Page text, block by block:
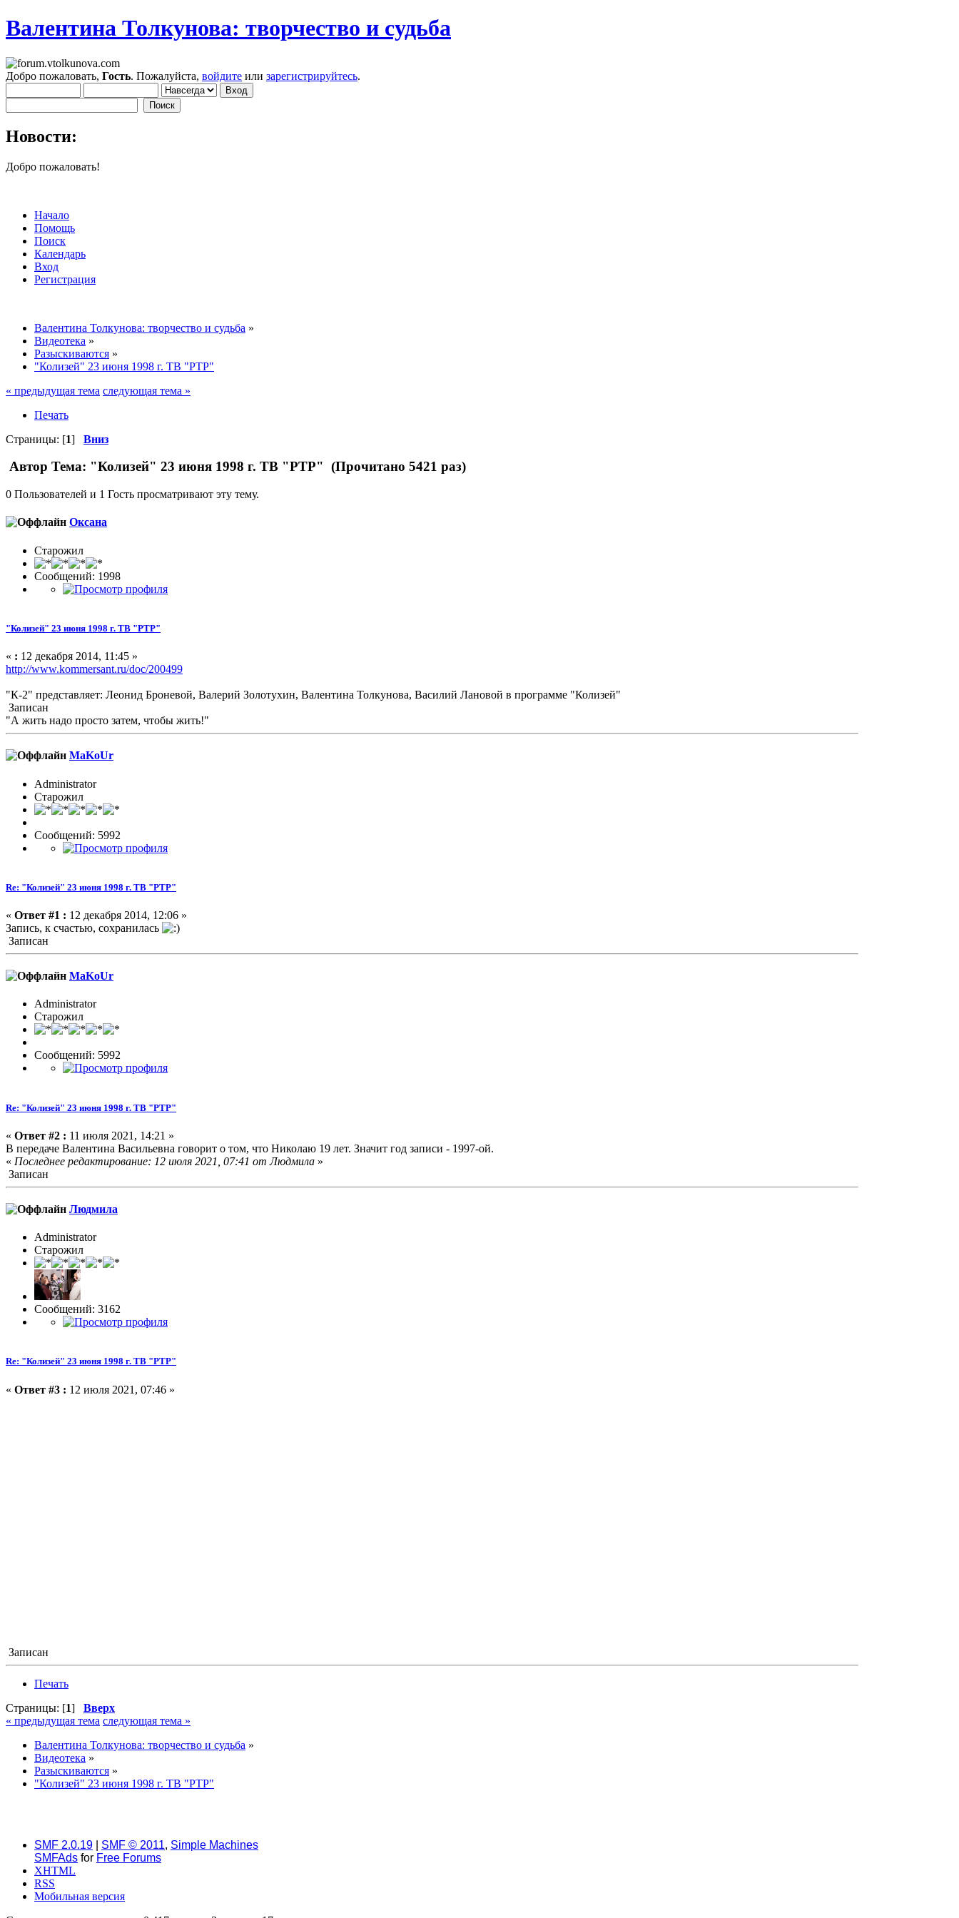
Валентина Толкунова: творчество и судьба
Добро пожаловать, Гость. Пожалуйста, войдите или зарегистрируйтесь.
Новости:
Добро пожаловать!
Начало
Помощь
Поиск
Календарь
Вход
Регистрация
Валентина Толкунова: творчество и судьба »
Видеотека »
Разыскиваются »
"Колизей" 23 июня 1998 г. ТВ "РТР"
« предыдущая тема следующая тема »
Печать
Страницы: [1] Вниз
Автор Тема: "Колизей" 23 июня 1998 г. ТВ "РТР" (Прочитано 5421 раз)
0 Пользователей и 1 Гость просматривают эту тему.
Оксана
Старожил
Сообщений: 1998
"Колизей" 23 июня 1998 г. ТВ "РТР"
« : 12 декабря 2014, 11:45 »
http://www.kommersant.ru/doc/200499
"К-2" представляет: Леонид Броневой, Валерий Золотухин, Валентина Толкунова, Василий Лановой в программе "Колизей"
Записан
"А жить надо просто затем, чтобы жить!"
MaKoUr
Administrator
Старожил
Сообщений: 5992
Re: "Колизей" 23 июня 1998 г. ТВ "РТР"
« Ответ #1 : 12 декабря 2014, 12:06 »
Запись, к счастью, сохранилась
Записан
MaKoUr
Administrator
Старожил
Сообщений: 5992
Re: "Колизей" 23 июня 1998 г. ТВ "РТР"
« Ответ #2 : 11 июля 2021, 14:21 »
В передаче Валентина Васильевна говорит о том, что Николаю 19 лет. Значит год записи - 1997-ой.
« Последнее редактирование: 12 июля 2021, 07:41 от Людмила »
Записан
Людмила
Administrator
Старожил
Сообщений: 3162
Re: "Колизей" 23 июня 1998 г. ТВ "РТР"
« Ответ #3 : 12 июля 2021, 07:46 »
Записан
Печать
Страницы: [1] Вверх
« предыдущая тема следующая тема »
Валентина Толкунова: творчество и судьба »
Видеотека »
Разыскиваются »
"Колизей" 23 июня 1998 г. ТВ "РТР"
SMF 2.0.19 SMF © 2011, Simple Machines
SMFAds for Free Forums
XHTML
RSS
Мобильная версия